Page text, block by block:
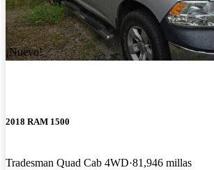
¡Nuevo!
2018 RAM 1500
Tradesman Quad Cab 4WD 81,946 millas